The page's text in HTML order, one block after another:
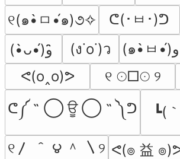
୧(๑•̀ㅁ•́๑)૭✧
ᕦ(･ㅂ･)ᕤ
(ง˙o˙)ว
ᕙ(o‸o)ᕗ
୧ ☉□☉ ୨
ᕦ༼ ˵ ◯ ਊ ◯ ˵ ༽ᕤ
┗(
୧〳 ＾ ౪ ＾ 〵୨ ᕙ(๏ 益 ๏